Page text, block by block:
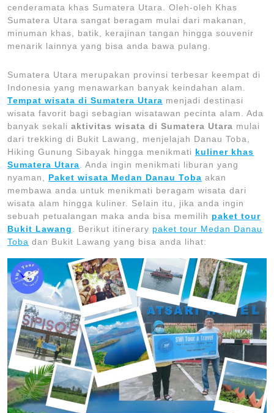
cenderamata khas Sumatera Utara. Oleh-oleh Khas
Sumatera Utara sangat beragam mulai dari makanan,
minuman khas, batik, kerajinan tangan hingga souvenir
menarik lainnya yang bisa anda bawa pulang.
Sumatera Utara merupakan provinsi terbesar keempat di
Indonesia yang menawarkan banyak keindahan alam.
Tempat wisata di Sumatera Utara menjadi destinasi
wisata favorit bagi sebagian wisatawan pecinta alam. Ada
banyak sekali aktivitas wisata di Sumatera Utara mulai
dari trekking di Bukit Lawang, menjelajah Danau Toba,
Hiking Gunung Sibayak hingga menikmati kuliner khas
Sumatera Utara . Anda ingin menikmati liburan yang
nyaman, Paket wisata Medan Danau Toba akan
membawa anda untuk menikmati beragam wisata dari
wisata alam hingga kuliner. Selain itu, jika anda ingin
sebuah petualangan maka anda bisa memilih paket tour
Bukit Lawang
. Berikut itinerary paket tour Medan Danau
Toba dan Bukit Lawang yang bisa anda lihat: